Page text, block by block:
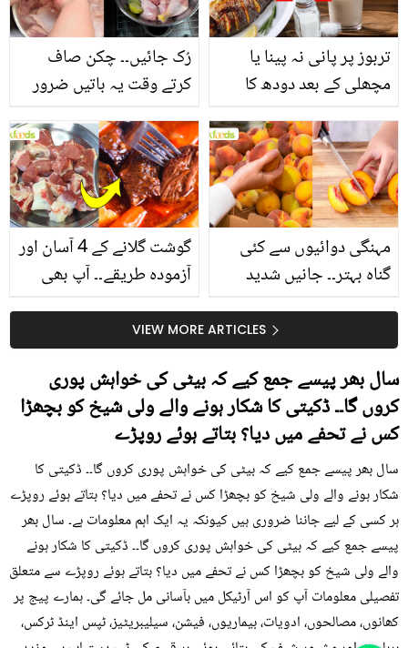
رُک جائیں۔۔ چکن صاف
کرتے وقت یہ باتیں ضرور
تربوز پر پانی نہ پینا یا
مچھلی کے بعد دودھ کا
سے متعلق غلط فہمیوں کی
حقیقت کیا ہے اور افواہ
کیا؟
گوشت گلانے کے 4 آسان اور
آزمودہ طریقے۔۔ آپ بھی
بتائے راز
مہنگی دوائیوں سے کئی
گناہ بہتر۔۔ جانیں شدید
کیوں کھانا چاہیے؟ VIEW MORE ARTICLES
سال بھر پیسے جمع کیے کہ بیٹی کی خواہش پوری
کروں گا۔۔ ڈکیتی کا شکار ہونے والے ولی شیخ کو بچھڑا
کس نے تحفے میں دیا؟ بتاتے ہوئے روپڑے
سال بھر پیسے جمع کیے کہ بیٹی کی خواہش پوری کروں گا۔۔ ڈکیتی کا
شکار ہونے والے ولی شیخ کو بچھڑا کس نے تحفے میں دیا؟ بتاتے ہوئے روپڑے
ہر کسی کے لیے جاننا ضروری ہیں کیونکہ یہ ایک اہم معلومات ہے۔ سال بھر
پیسے جمع کیے کہ بیٹی کی خواہش پوری کروں گا۔۔ ڈکیتی کا شکار ہونے
والے ولی شیخ کو بچھڑا کس نے تحفے میں دیا؟ بتاتے ہوئے روپڑے سے متعلق
تفصیلی معلومات آپ کو اس آرٹیکل میں بآسانی مل جائے گی۔ ہمارے پیج پر
کھانوں، مصالحوں، ادویات، بیماریوں، فیشن، سیلیبریٹیز، ٹپس اینڈ ٹرکس،